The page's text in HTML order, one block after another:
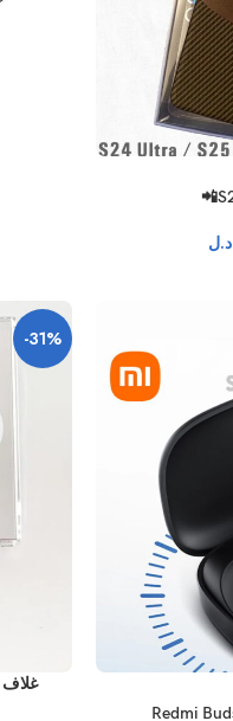
د.ل
-31%
غلاف Samsung S25 Ultra Magsafe كريستال